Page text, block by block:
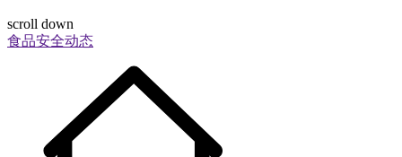
scroll down
食品安全动态